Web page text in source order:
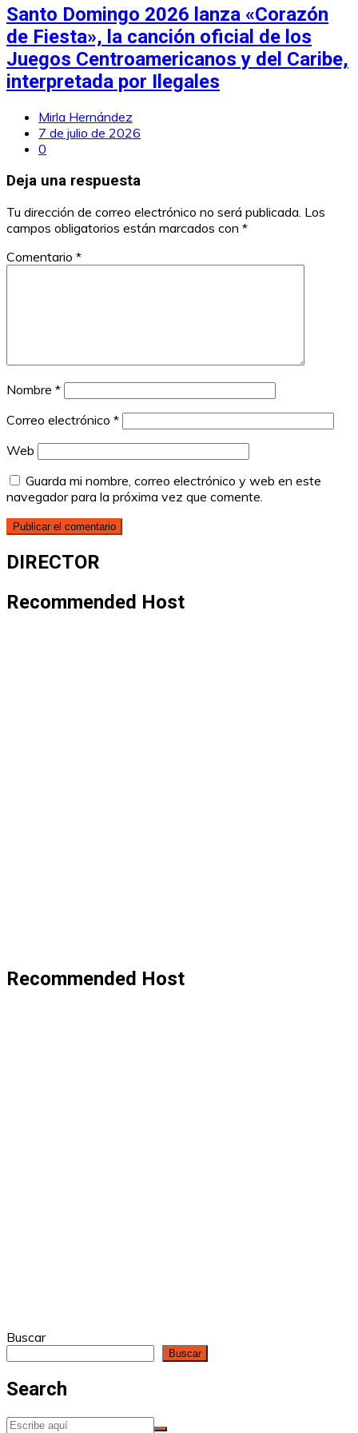
Santo Domingo 2026 lanza «Corazón
de Fiesta», la canción oficial de los
Juegos Centroamericanos y del Caribe,
interpretada por Ilegales
Mirla Hernández
7 de julio de 2026
0
Deja una respuesta
Tu dirección de correo electrónico no será publicada. Los
campos obligatorios están marcados con *
Comentario *
Nombre *
Correo electrónico *
Web
Guarda mi nombre, correo electrónico y web en este
navegador para la próxima vez que comente.
DIRECTOR
Recommended Host
Recommended Host
Buscar
Buscar
Search